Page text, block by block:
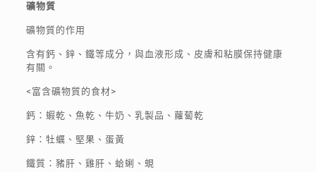
礦物質
礦物質的作用
含有鈣、鋅、鐵等成分，與血液形成、皮膚和粘膜保持健康
有關。
<富含礦物質的食材>
鈣：蝦乾、魚乾、牛奶、乳製品、蘿蔔乾
鋅：牡蠣、堅果、蛋黃
鐵質：豬肝、雞肝、蛤蜊、蜆